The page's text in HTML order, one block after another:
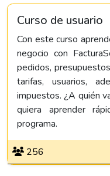
Curso de usuario
Con este curso
negocio con
pedidos,
tarifas, usuarios,
impuestos. ¿A quién
quiera aprender
programa.
256